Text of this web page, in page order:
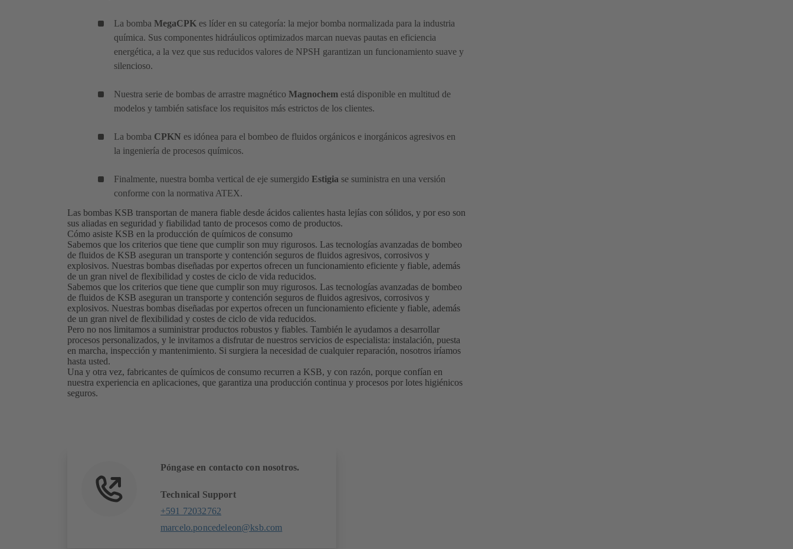
La bomba MegaCPK es líder en su categoría: la mejor bomba normalizada para la industria
química. Sus componentes hidráulicos optimizados marcan nuevas pautas en eficiencia
energética, a la vez que sus reducidos valores de NPSH garantizan un funcionamiento suave y
silencioso.
Nuestra serie de bombas de arrastre magnético Magnochem está disponible en multitud de
modelos y también satisface los requisitos más estrictos de los clientes.
La bomba CPKN es idónea para el bombeo de fluidos orgánicos e inorgánicos agresivos en
la ingeniería de procesos químicos.
Finalmente, nuestra bomba vertical de eje sumergido Estigia se suministra en una versión
conforme con la normativa ATEX.
Las bombas KSB transportan de manera fiable desde ácidos calientes hasta lejías con sólidos, y por eso son
sus aliadas en seguridad y fiabilidad tanto de procesos como de productos.
Cómo asiste KSB en la producción de químicos de consumo
Sabemos que los criterios que tiene que cumplir son muy rigurosos. Las tecnologías avanzadas de bombeo
de fluidos de KSB aseguran un transporte y contención seguros de fluidos agresivos, corrosivos y
explosivos. Nuestras bombas diseñadas por expertos ofrecen un funcionamiento eficiente y fiable, además
de un gran nivel de flexibilidad y costes de ciclo de vida reducidos.
Sabemos que los criterios que tiene que cumplir son muy rigurosos. Las tecnologías avanzadas de bombeo
de fluidos de KSB aseguran un transporte y contención seguros de fluidos agresivos, corrosivos y
explosivos. Nuestras bombas diseñadas por expertos ofrecen un funcionamiento eficiente y fiable, además
de un gran nivel de flexibilidad y costes de ciclo de vida reducidos.
Pero no nos limitamos a suministrar productos robustos y fiables. También le ayudamos a desarrollar
procesos personalizados, y le invitamos a disfrutar de nuestros servicios de especialista: instalación, puesta
en marcha, inspección y mantenimiento. Si surgiera la necesidad de cualquier reparación, nosotros iríamos
hasta usted.
Una y otra vez, fabricantes de químicos de consumo recurren a KSB, y con razón, porque confían en
nuestra experiencia en aplicaciones, que garantiza una producción continua y procesos por lotes higiénicos
seguros.
Póngase en contacto con nosotros.
Technical Support
+591 72032762
marcelo.poncedeleon@ksb.com